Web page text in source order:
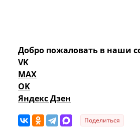
Добро пожаловать в наши
VK
MAX
OK
Яндекс Дзен
Поделиться